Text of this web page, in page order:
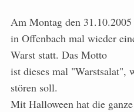
Am Montag den
in Offenbach mal wieder
Warst statt. Das Motto
ist dieses mal "Warstsalat",
stören soll.
Mit Halloween hat die